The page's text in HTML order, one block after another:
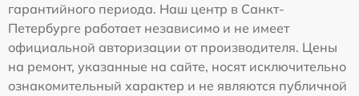
гарантийного периода. Наш центр в Санкт-
Петербурге работает независимо и не имеет
официальной авторизации от производителя. Цены
на ремонт, указанные на сайте, носят исключительно
ознакомительный характер и не являются публичной